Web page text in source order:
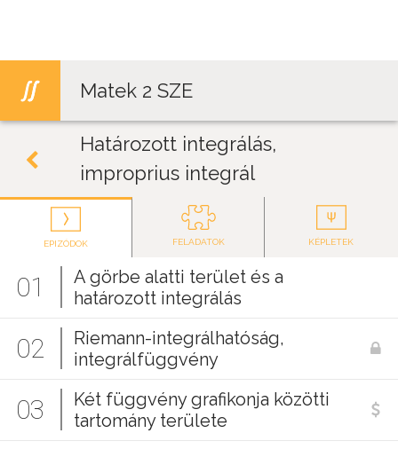
Matek 2 SZE
Határozott integrálás,
improprius integrál
EPIZÓDOK FELADATOK KÉPLETEK
01
A görbe alatti terület és a
határozott integrálás
02
Riemann-integrálhatóság,
integrálfüggvény
03
Két függvény grafikonja közötti
tartomány területe